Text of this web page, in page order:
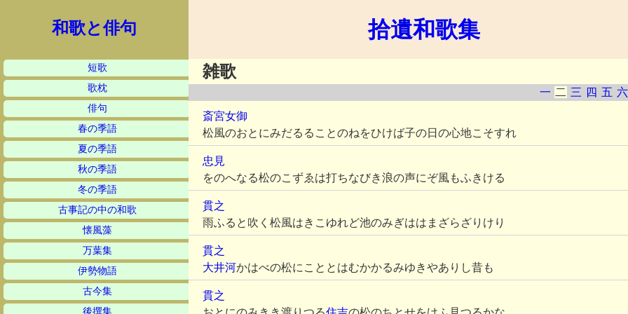
和歌と俳句
短歌
歌枕
俳句
春の季語
夏の季語
秋の季語
冬の季語
古事記の中の和歌
懐風藻
万葉集
伊勢物語
古今集
後撰集
拾遺和歌集
雑歌
一 二 三 四 五 六
斎宮女御
松風のおとにみだるることのねをひけば子の日の心地こそすれ
忠見
をのへなる松のこずゑは打ちなびき浪の声にぞ風もふきける
貫之
雨ふると吹く松風はきこゆれど池のみぎははまざらざりけり
貫之
大井河かはべの松にこととはむかかるみゆきやありし昔も
貫之